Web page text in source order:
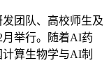
团队、高校师生及
举行。随着AI药
算生物学与AI制